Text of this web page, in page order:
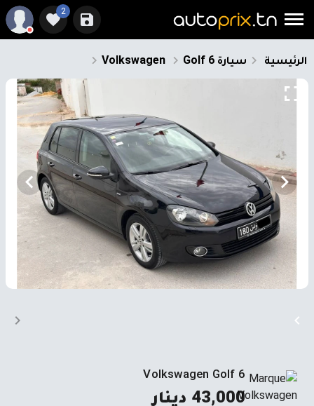
2
الرئيسية سيارة Volkswagen Golf 6
Volkswagen Golf 6
43,000 دينار